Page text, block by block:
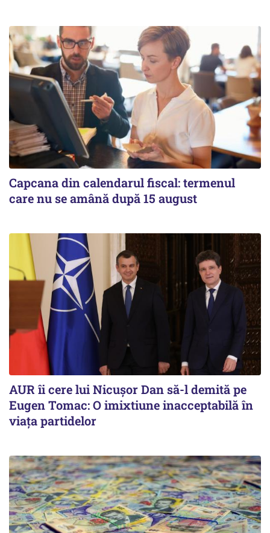
Capcana din calendarul fiscal: termenul
care nu se amână după 15 august
AUR îi cere lui Nicușor Dan să-l demită pe
Eugen Tomac: O imixtiune inacceptabilă în
viața partidelor